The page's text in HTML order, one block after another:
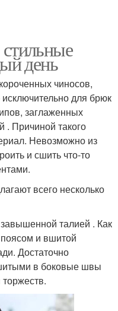
день
чиносов,
для брюк
заглаженных
. Причиной такого
Невозможно из
и сшить что-то
всего несколько
талией . Как
и вшитой
Достаточно
в боковые швы